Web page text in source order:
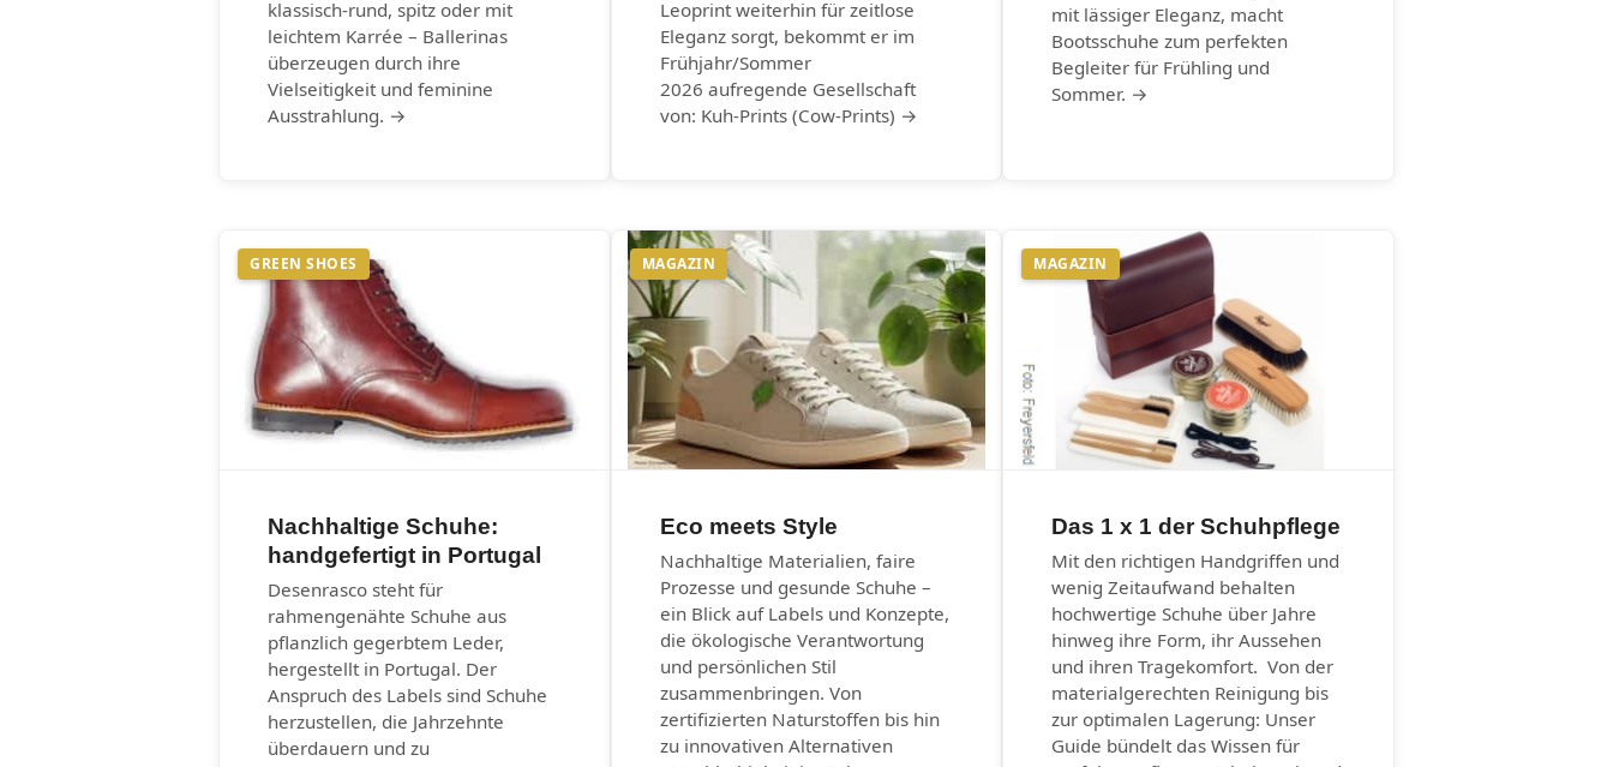
klassisch-rund, spitz oder mit
leichtem Karrée – Ballerinas
überzeugen durch ihre
Vielseitigkeit und feminine
Ausstrahlung. →
Leoprint weiterhin für zeitlose
Eleganz sorgt, bekommt er im
Frühjahr/Sommer
2026 aufregende Gesellschaft
von: Kuh-Prints (Cow-Prints) →
mit lässiger Eleganz, macht
Bootsschuhe zum perfekten
Begleiter für Frühling und
Sommer. →
GREEN SHOES
Nachhaltige Schuhe:
handgefertigt in Portugal
Desenrasco steht für
rahmengenähte Schuhe aus
pflanzlich gegerbtem Leder,
hergestellt in Portugal. Der
Anspruch des Labels sind Schuhe
herzustellen, die Jahrzehnte
überdauern und zu
MAGAZIN
Eco meets Style
Nachhaltige Materialien, faire
Prozesse und gesunde Schuhe –
ein Blick auf Labels und Konzepte,
die ökologische Verantwortung
und persönlichen Stil
zusammenbringen. Von
zertifizierten Naturstoffen bis hin
zu innovativen Alternativen
MAGAZIN
Das 1 x 1 der Schuhpflege
Mit den richtigen Handgriffen und
wenig Zeitaufwand behalten
hochwertige Schuhe über Jahre
hinweg ihre Form, ihr Aussehen
und ihren Tragekomfort. Von der
materialgerechten Reinigung bis
zur optimalen Lagerung: Unser
Guide bündelt das Wissen für